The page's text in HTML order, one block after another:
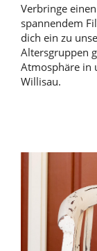
Verbringe
spannendem
dich ein zu
Altersgruppen
Atmosphäre in
Willisau.